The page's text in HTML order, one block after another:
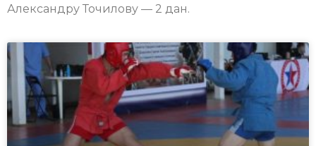
Александру Точилову — 2 дан.